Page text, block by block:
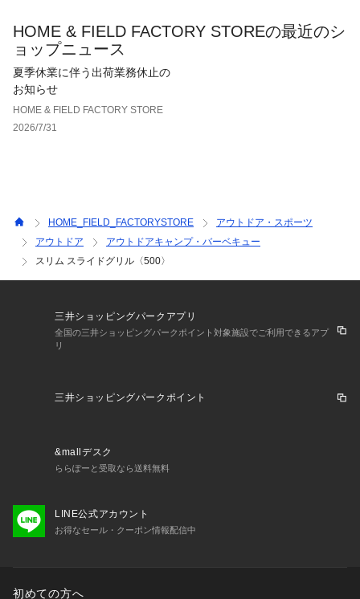
HOME & FIELD FACTORY STOREの最近のシ
ョップニュース
夏季休業に伴う出荷業務休止の
お知らせ
HOME & FIELD FACTORY STORE
2026/7/31
HOME_FIELD_FACTORYSTORE
アウトドア・スポーツ
アウトドア
アウトドアキャンプ・バーベキュー
スリム スライドグリル〈500〉
三井ショッピングパークアプリ
全国の三井ショッピングパークポイント対象施設でご利用できるアプ
リ
三井ショッピングパークポイント
&mallデスク
ららぽーと受取なら送料無料
LINE公式アカウント
お得なセール・クーポン情報配信中
初めての方へ